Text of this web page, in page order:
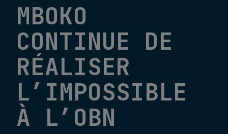
MBOKO
CONTINUE DE
RÉALISER
L’IMPOSSIBLE
À L’OBN